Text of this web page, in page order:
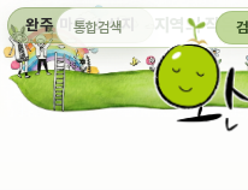
완주 마을 소식지 지역의 작은
통합검색